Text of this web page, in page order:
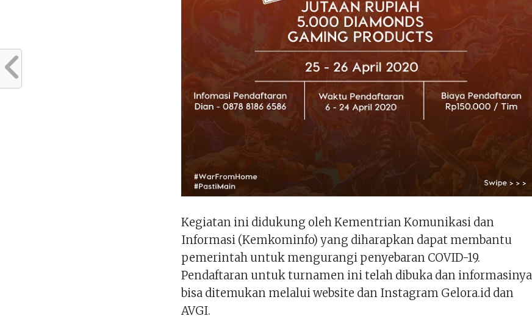
Kegiatan ini didukung oleh Kementrian Komunikasi dan
Informasi (Kemkominfo) yang diharapkan dapat membantu
pemerintah untuk mengurangi penyebaran COVID-19.
Pendaftaran untuk turnamen ini telah dibuka dan informasinya
bisa ditemukan melalui website dan Instagram Gelora.id dan
AVGI.